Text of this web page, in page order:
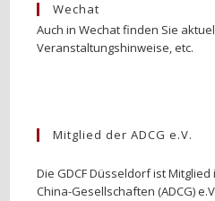
Wechat
Auch in Wechat finden Sie
Veranstaltungshinweise, etc.
Mitglied der ADCG e.V.
Die GDCF Düsseldorf ist
China-Gesellschaften (ADCG)